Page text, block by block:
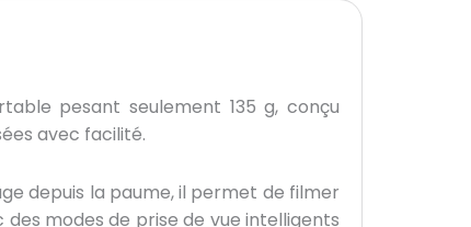
pesant seulement 135 g, conçu
avec facilité.
depuis la paume, il permet de filmer
modes de prise de vue intelligents